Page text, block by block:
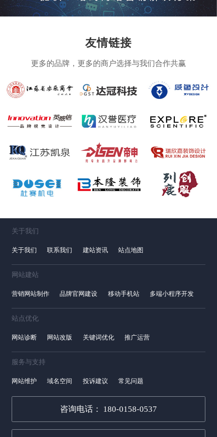
友情链接
更多的品牌，更多的商户选择与我们合作共赢
关于我们
关于我们 联系我们 建站资讯 站点地图
网站建站
营销网站制作 品牌官网建设 移动手机站 多端小程序开发
站点优化
网站诊断 网站改版 关键词优化 推广运营
服务与支持
网站维护 域名空间 投诉建议 常见问题
咨询电话： 180-0158-0537